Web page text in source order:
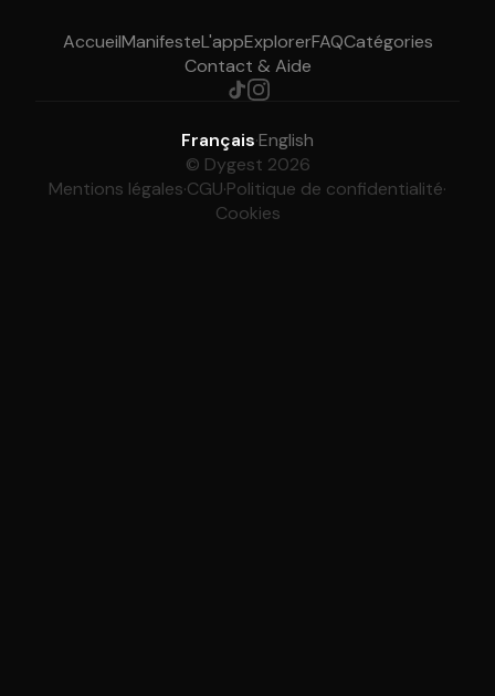
AccueilManifesteL'appExplorerFAQCatégories
Contact & Aide
Français·English
© Dygest 2026
Mentions légales·CGU·Politique de confidentialité·
Cookies